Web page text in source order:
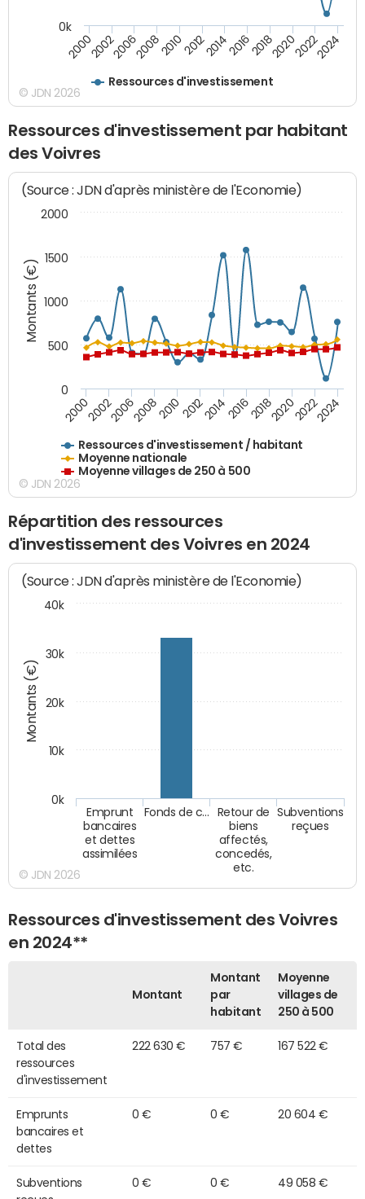
Ressources d'investissement
200020022006200820102012201420162018202020222024
0k
© JDN 2026
Ressources d'investissement par habitant
des Voivres
Montants (€)
(Source : JDN d'après ministère de l'Economie)
Ressources d'investissement / habitant
Moyenne nationale
Moyenne villages de 250 à 500
200020022006200820102012201420162018202020222024
0
500
1000
1500
2000
© JDN 2026
Répartition des ressources
d'investissement des Voivres en 2024
Montants (€)
(Source : JDN d'après ministère de l'Economie)
Emprunt
bancaires
et dettes
assimilées
Fonds de c…
Retour de
biens
affectés,
concedés,
etc.
Subventions
reçues
0k
10k
20k
30k
40k
© JDN 2026
Ressources d'investissement des Voivres
en 2024**
Montant
Montant
par
habitant
Moyenne
villages de
250 à 500
Total des
ressources
d'investissement
222 630 € 757 € 167 522 €
Emprunts
bancaires et
dettes
0 € 0 € 20 604 €
Subventions
0 € 0 € 49 058 €